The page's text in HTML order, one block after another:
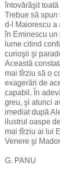
întovărăşit
Trebue să spun
d-l Maiorescu a
în Eminescu un
lume citind
curioşii şi
Această
mai tîrziu să o
exagerări de
capabil. În
greu, şi atunci
imediat după
ilustrul oaspe
mai tîrziu ai lui
Venere şi
G. PANU